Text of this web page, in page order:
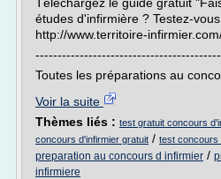
études d'infirmière ? Testez-
http://www.territoire-
Toutes les préparations au
Voir la suite
Thèmes liés : test gratuit concours
concours d'infirmier gratuit / test concours
preparation au concours d infirmier /
infirmiere